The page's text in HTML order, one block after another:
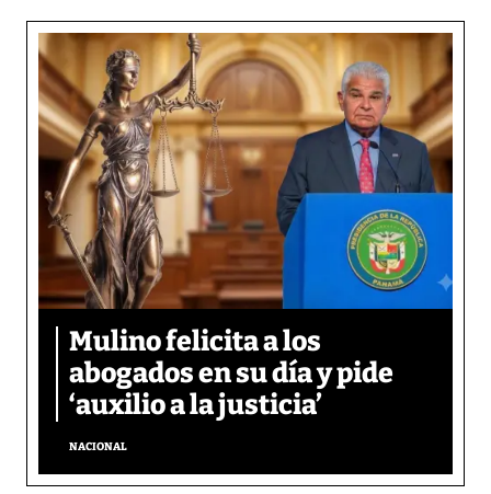
Mulino felicita a los
abogados en su día y pide
‘auxilio a la justicia’
NACIONAL